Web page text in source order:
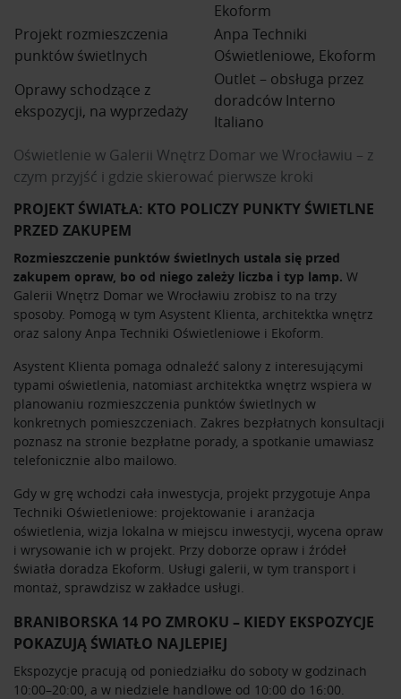
Oświetlenie w Galerii Wnętrz Domar we Wrocławiu – z
czym przyjść i gdzie skierować pierwsze kroki
Ekoform
Projekt rozmieszczenia
punktów świetlnych
Anpa Techniki
Oświetleniowe, Ekoform
Oprawy schodzące z
ekspozycji, na wyprzedaży
Outlet – obsługa przez
doradców Interno
Italiano
PROJEKT ŚWIATŁA: KTO POLICZY PUNKTY ŚWIETLNE
PRZED ZAKUPEM
Rozmieszczenie punktów świetlnych ustala się przed
zakupem opraw, bo od niego zależy liczba i typ lamp. W
Galerii Wnętrz Domar we Wrocławiu zrobisz to na trzy
sposoby. Pomogą w tym Asystent Klienta, architektka wnętrz
oraz salony Anpa Techniki Oświetleniowe i Ekoform.
Asystent Klienta pomaga odnaleźć salony z interesującymi
typami oświetlenia, natomiast architektka wnętrz wspiera w
planowaniu rozmieszczenia punktów świetlnych w
konkretnych pomieszczeniach. Zakres bezpłatnych konsultacji
poznasz na stronie bezpłatne porady, a spotkanie umawiasz
telefonicznie albo mailowo.
Gdy w grę wchodzi cała inwestycja, projekt przygotuje Anpa
Techniki Oświetleniowe: projektowanie i aranżacja
oświetlenia, wizja lokalna w miejscu inwestycji, wycena opraw
i wrysowanie ich w projekt. Przy doborze opraw i źródeł
światła doradza Ekoform. Usługi galerii, w tym transport i
montaż, sprawdzisz w zakładce usługi.
BRANIBORSKA 14 PO ZMROKU – KIEDY EKSPOZYCJE
POKAZUJĄ ŚWIATŁO NAJLEPIEJ
Ekspozycje pracują od poniedziałku do soboty w godzinach
10:00–20:00, a w niedziele handlowe od 10:00 do 16:00.